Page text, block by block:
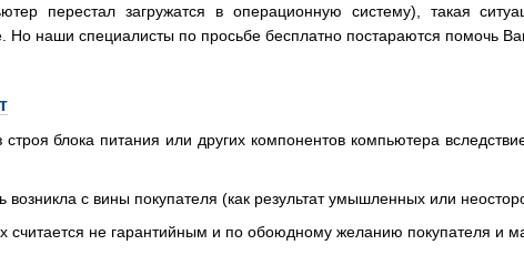
перестал загружатся в операционную систему), такая
Но наши специалисты по просьбе бесплатно постараются помочь
строя блока питания или других компонентов компьютера
возникла с вины покупателя (как результат умышленных или
считается не гарантийным и по обоюдному желанию покупателя и